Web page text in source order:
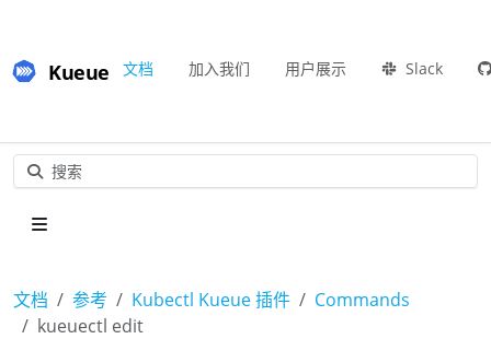
Kueue 文档 加入我们 用户展示 Slack
搜索
文档 参考 Kubectl Kueue 插件
Commands
kueuectl edit